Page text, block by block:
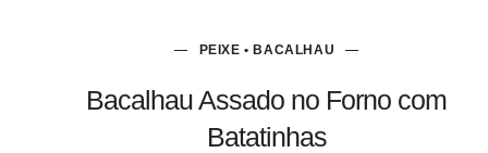
PEIXE • BACALHAU
Bacalhau Assado no Forno com
Batatinhas